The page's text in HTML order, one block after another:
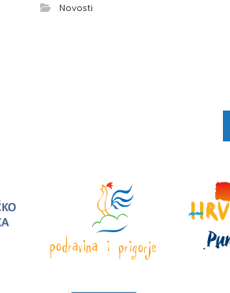
Novosti